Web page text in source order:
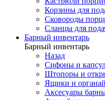
Корзины для
Сковороды
Сланцы для
Барный инвентарь
Барный инвентарь
Назад
Сифоны и
Штопоры и
Ящики и
Аксесуары